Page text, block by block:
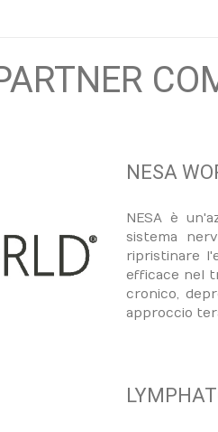
NESA
NESA è
sistema
ripristinare
efficace nel
cronico,
approccio